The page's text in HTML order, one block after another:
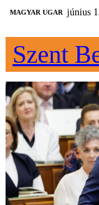
MAGYAR UGAR június
Szent